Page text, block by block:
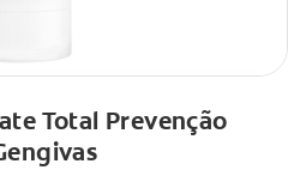
Total Prevenção